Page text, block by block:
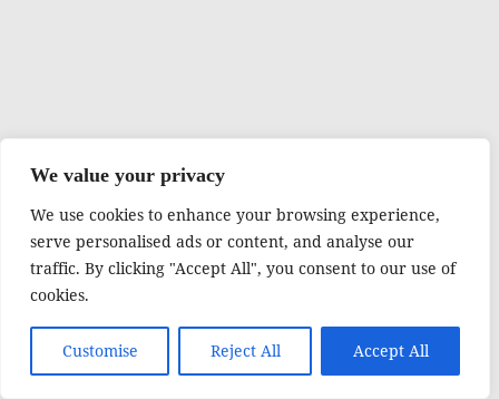
We value your privacy
We use cookies to enhance your browsing experience,
serve personalised ads or content, and analyse our
traffic. By clicking "Accept All", you consent to our use of
cookies.
Customise Reject All Accept All